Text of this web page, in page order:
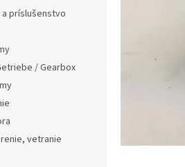
príslušenstvo
/ Gearbox
vetranie